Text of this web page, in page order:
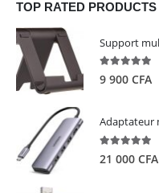
TOP RATED PRODUCTS
5.00out of 5
9 900 CFA
5.00out of 5
21 000 CFA